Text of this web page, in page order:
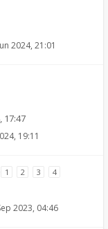
2024, 21:01
17:47
19:11
1 2 3 4
2023, 04:46